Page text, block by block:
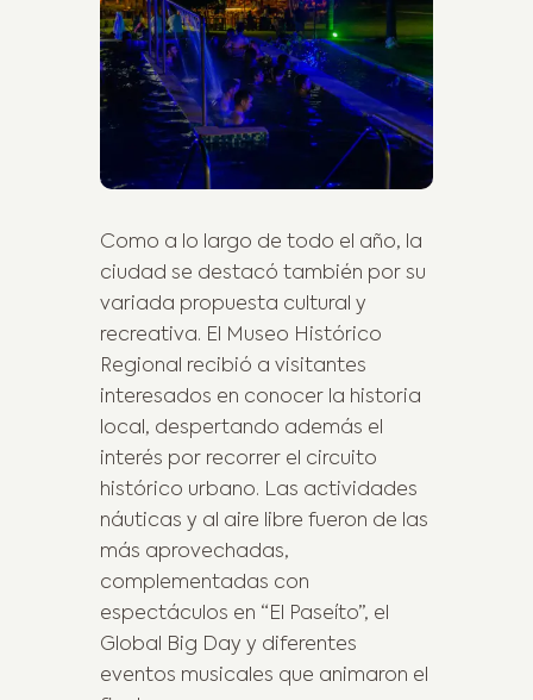
Como a lo largo de todo el año, la
ciudad se destacó también por su
variada propuesta cultural y
recreativa. El Museo Histórico
Regional recibió a visitantes
interesados en conocer la historia
local, despertando además el
interés por recorrer el circuito
histórico urbano. Las actividades
náuticas y al aire libre fueron de las
más aprovechadas,
complementadas con
espectáculos en “El Paseíto”, el
Global Big Day y diferentes
eventos musicales que animaron el